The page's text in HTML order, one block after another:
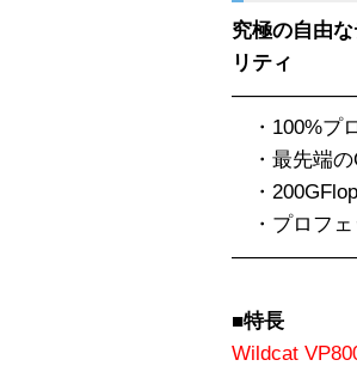
究極の自由
リティ
・100%プ
・最先端の
・
・プロフェ
■特長
Wildcat